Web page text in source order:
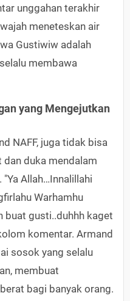
unggahan terakhir
meneteskan air
Gustiwiw adalah
membawa
yang Mengejutkan
NAFF, juga tidak bisa
dan duka mendalam
Allah…Innalillahi
Warhamhu
buat gusti..duhhh kaget
komentar. Armand
sosok yang selalu
membuat
bagi banyak orang.